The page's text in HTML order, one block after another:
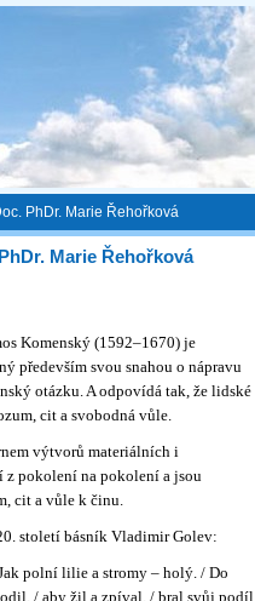
PhDr. Marie Řehořková
Marie Řehořková
Komenský (1592–1670) je
především svou snahou o nápravu
otázku. A odpovídá tak, že lidské
cit a svobodná vůle.
výtvorů materiálních i
z pokolení na pokolení a jsou
cit a vůle k činu.
století básník Vladimir Golev:
polní lilie a stromy – holý. / Do
/ aby žil a zpíval, / bral svůj podíl